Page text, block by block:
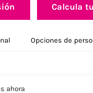
ahora
Calcula
Opciones de